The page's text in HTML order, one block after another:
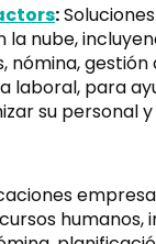
:
nube,
nómina,
laboral, para
su personal
humanos,